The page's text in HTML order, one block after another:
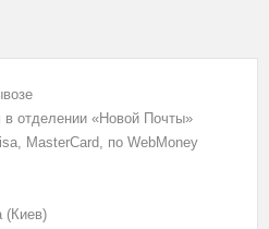
отделении «Новой Почты»
MasterCard, по WebMoney
(Киев)